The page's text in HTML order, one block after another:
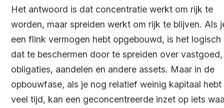
Het antwoord is dat concentratie werkt om rijk te
worden, maar spreiden werkt om rijk te blijven. Als
een flink vermogen hebt opgebouwd, is het logisch
dat te beschermen door te spreiden over vastgoed,
obligaties, aandelen en andere assets. Maar in de
opbouwfase, als je nog relatief weinig kapitaal hebt
veel tijd, kan een geconcentreerde inzet op iets